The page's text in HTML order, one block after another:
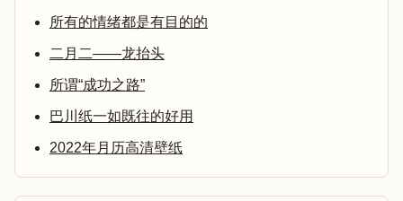
所有的情绪都是有目的的
二月二——龙抬头
所谓“成功之路”
巴川纸一如既往的好用
2022年月历高清壁纸